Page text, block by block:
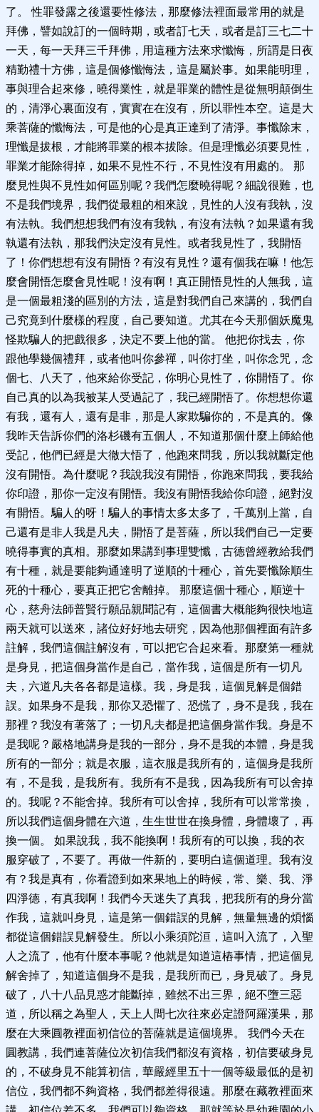
了。 性罪發露之後還要性修法，那麼修法裡面最常用的就是
拜佛，譬如說訂的一個時期，或者訂七天，或者是訂三七二十
一天，每一天拜三千拜佛，用這種方法來求懺悔，所謂是日夜
精勤禮十方佛，這是個修懺悔法，這是屬於事。如果能明理，
事與理合起來修，曉得業性，就是罪業的體性是從無明顛倒生
的，清淨心裏面沒有，實實在在沒有，所以罪性本空。這是大
乘菩薩的懺悔法，可是他的心是真正達到了清淨。事懺除末，
理懺是拔根，才能將罪業的根本拔除。但是理懺必須要見性，
罪業才能除得掉，如果不見性不行，不見性沒有用處的。 那
麼見性與不見性如何區別呢？我們怎麼曉得呢？細說很難，也
不是我們境界，我們從最粗的相來說，見性的人沒有我執，沒
有法執。我們想想我們有沒有我執，有沒有法執？如果還有我
執還有法執，那我們決定沒有見性。或者我見性了，我開悟
了！你們想想有沒有開悟？有沒有見性？還有個我在嘛！他怎
麼會開悟怎麼會見性呢！沒有啊！真正開悟見性的人無我，這
是一個最粗淺的區別的方法，這是對我們自己來講的，我們自
己究竟到什麼樣的程度，自己要知道。尤其在今天那個妖魔鬼
怪欺騙人的把戲很多，決定不要上他的當。 他把你找去，你
跟他學幾個禮拜，或者他叫你參禪，叫你打坐，叫你念咒，念
個七、八天了，他來給你受記，你明心見性了，你開悟了。你
自己真的以為我被某人受過記了，我已經開悟了。你想想你還
有我，還有人，還有是非，那是人家欺騙你的，不是真的。像
我昨天告訴你們的洛杉磯有五個人，不知道那個什麼上師給他
受記，他們已經是大徹大悟了，他跑來問我，所以我就斷定他
沒有開悟。為什麼呢？我說我沒有開悟，你跑來問我，要我給
你印證，那你一定沒有開悟。我沒有開悟我給你印證，絕對沒
有開悟。騙人的呀！騙人的事情太多太多了，千萬別上當，自
己還有是非人我是凡夫，開悟了是菩薩，所以我們自己一定要
曉得事實的真相。那麼如果講到事理雙懺，古德曾經教給我們
有十種，就是要能夠通達明了逆順的十種心，首先要懺除順生
死的十種心，要真正把它舍離掉。 那麼這個十種心，順逆十
心，慈舟法師普賢行願品親聞記有，這個書大概能夠很快地這
兩天就可以送來，諸位好好地去研究，因為他那個裡面有許多
註解，我們這個註解沒有，可以把它合起來看。那麼第一種就
是身見，把這個身當作是自己，當作我，這個是所有一切凡
夫，六道凡夫各各都是這樣。我，身是我，這個見解是個錯
誤。如果身不是我，那你又恐懼了、恐慌了，身不是我，我在
那裡？我沒有著落了；一切凡夫都是把這個身當作我。身是不
是我呢？嚴格地講身是我的一部分，身不是我的本體，身是我
所有的一部分；就是衣服，這衣服是我所有的，這個身是我所
有，不是我，是我所有。我所有不是我，因為我所有可以舍掉
的。我呢？不能舍掉。我所有可以舍掉，我所有可以常常換，
所以我們這個身體在六道，生生世世在換身體，身體壞了，再
換一個。 如果說我，我不能換啊！我所有的可以換，我的衣
服穿破了，不要了。再做一件新的，要明白這個道理。我有沒
有？我是真有，你看證到如來果地上的時候，常、樂、我、淨
四淨德，有真我啊！我們今天迷失了真我，把我所有的身分當
作我，這就叫身見，這是第一個錯誤的見解，無量無邊的煩惱
都從這個錯誤見解發生。所以小乘須陀洹，這叫入流了，入聖
人之流了，他有什麼本事呢？他就是知道這樁事情，把這個見
解舍掉了，知道這個身不是我，是我所而已，身見破了。身見
破了，八十八品見惑才能斷掉，雖然不出三界，絕不墮三惡
道，所以稱之為聖人，天上人間七次往來必定證阿羅漢果，那
麼在大乘圓教裡面初信位的菩薩就是這個境界。 我們今天在
圓教講，我們連菩薩位次初信我們都沒有資格，初信要破身見
的，不破身見不能算初信，華嚴經里五十一個等級最低的是初
信位，我們都不夠資格，我們都差得很遠。那麼在藏教裡面來